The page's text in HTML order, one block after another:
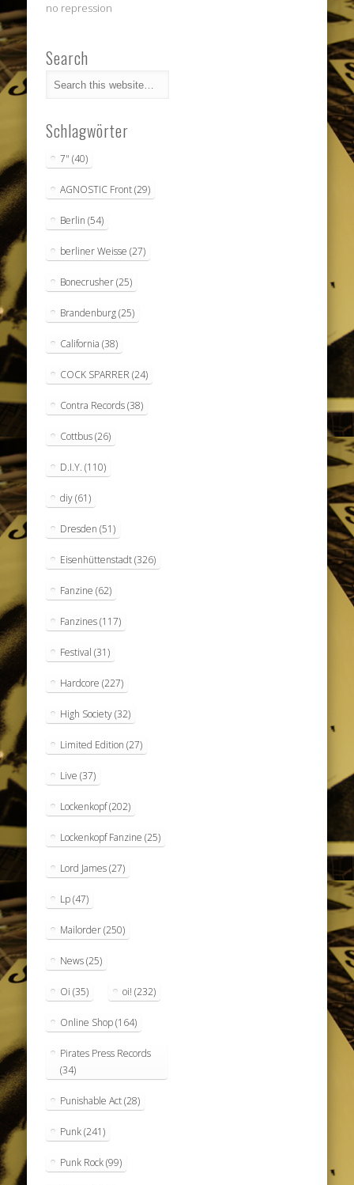
no repression
Search
Schlagwörter
7" (40)
AGNOSTIC Front(29)
Berlin (54)
berliner Weisse (27)
Bonecrusher(25)
Brandenburg(25)
California (38)
COCK SPARRER (24)
Contra Records(38)
Cottbus(26)
D.I.Y. (110)
diy(61)
Dresden (51)
Eisenhüttenstadt(326)
Fanzine (62)
Fanzines(117)
Festival (31)
Hardcore (227)
High Society(32)
Limited Edition (27)
Live (37)
Lockenkopf(202)
Lockenkopf Fanzine (25)
Lord James(27)
Lp(47)
Mailorder(250)
News(25)
Oi (35) oi! (232)
Online Shop(164)
Pirates Press Records
(34)
Punishable Act(28)
Punk(241)
Punk Rock(99)